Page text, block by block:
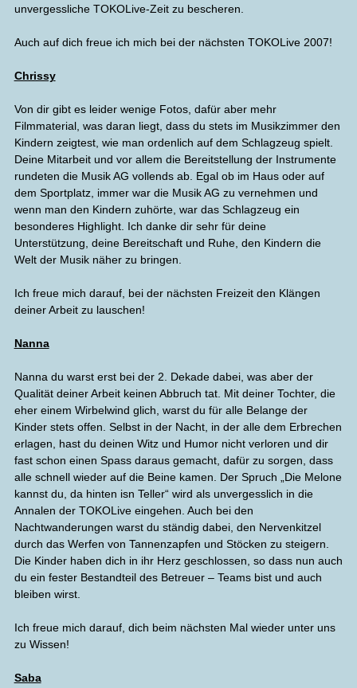
unvergessliche TOKOLive-Zeit zu bescheren.
Auch auf dich freue ich mich bei der nächsten TOKOLive 2007!
Chrissy
Von dir gibt es leider wenige Fotos, dafür aber mehr
Filmmaterial, was daran liegt, dass du stets im Musikzimmer den
Kindern zeigtest, wie man ordenlich auf dem Schlagzeug spielt.
Deine Mitarbeit und vor allem die Bereitstellung der Instrumente
rundeten die Musik AG vollends ab. Egal ob im Haus oder auf
dem Sportplatz, immer war die Musik AG zu vernehmen und
wenn man den Kindern zuhörte, war das Schlagzeug ein
besonderes Highlight. Ich danke dir sehr für deine
Unterstützung, deine Bereitschaft und Ruhe, den Kindern die
Welt der Musik näher zu bringen.
Ich freue mich darauf, bei der nächsten Freizeit den Klängen
deiner Arbeit zu lauschen!
Nanna
Nanna du warst erst bei der 2. Dekade dabei, was aber der
Qualität deiner Arbeit keinen Abbruch tat. Mit deiner Tochter, die
eher einem Wirbelwind glich, warst du für alle Belange der
Kinder stets offen. Selbst in der Nacht, in der alle dem Erbrechen
erlagen, hast du deinen Witz und Humor nicht verloren und dir
fast schon einen Spass daraus gemacht, dafür zu sorgen, dass
alle schnell wieder auf die Beine kamen. Der Spruch „Die Melone
kannst du, da hinten isn Teller“ wird als unvergesslich in die
Annalen der TOKOLive eingehen. Auch bei den
Nachtwanderungen warst du ständig dabei, den Nervenkitzel
durch das Werfen von Tannenzapfen und Stöcken zu steigern.
Die Kinder haben dich in ihr Herz geschlossen, so dass nun auch
du ein fester Bestandteil des Betreuer – Teams bist und auch
bleiben wirst.
Ich freue mich darauf, dich beim nächsten Mal wieder unter uns
zu Wissen!
Saba